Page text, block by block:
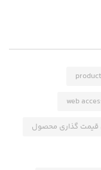
web
قیمت گذاری محصول